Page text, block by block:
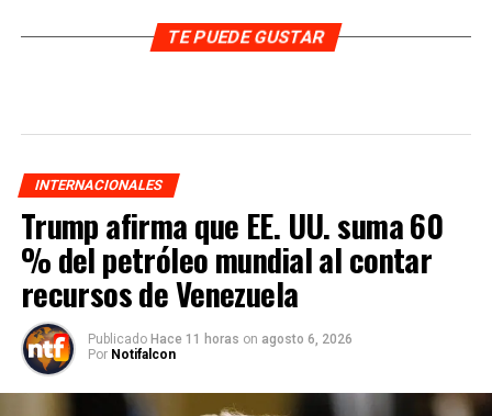
TE PUEDE GUSTAR
INTERNACIONALES
Trump afirma que EE. UU. suma 60
% del petróleo mundial al contar
recursos de Venezuela
Publicado Hace 11 horas on agosto 6, 2026
Por Notifalcon